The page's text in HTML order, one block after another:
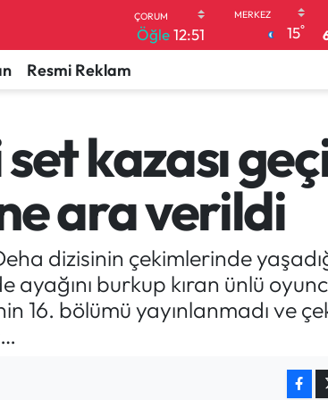
Öğle12:51 15°
Resmi Reklam
kazası
ara verildi
dizisinin çekimlerinde
burkup kıran ünlü
16. bölümü yayınlanmadı ve